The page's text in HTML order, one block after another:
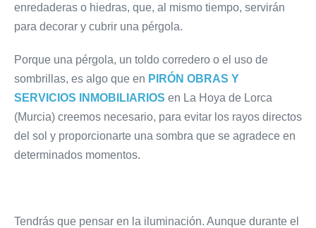
enredaderas o hiedras, que, al mismo tiempo, servirán
para decorar y cubrir una pérgola.
Porque una pérgola, un toldo corredero o el uso de
sombrillas, es algo que en PIRÓN OBRAS Y
SERVICIOS INMOBILIARIOS en La Hoya de Lorca
(Murcia) creemos necesario, para evitar los rayos directos
del sol y proporcionarte una sombra que se agradece en
determinados momentos.
Tendrás que pensar en la iluminación. Aunque durante el